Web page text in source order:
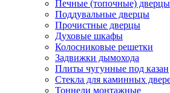
Печные (топочные) дверцы
Поддувальные дверцы
Прочистные дверцы
Духовые шкафы
Колосниковые решетки
Задвижки дымохода
Плиты чугунные под казан
Стекла для каминных
Тоннели монтажные